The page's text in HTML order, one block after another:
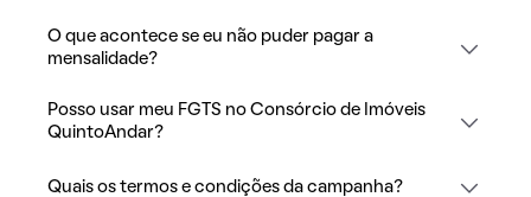
O que acontece se eu não puder pagar a
mensalidade?
Posso usar meu FGTS no Consórcio de Imóveis
QuintoAndar?
Quais os termos e condições da campanha?